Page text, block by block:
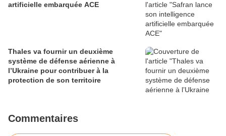
artificielle embarquée ACE
Thales va fournir un deuxième
système de défense aérienne à
l’Ukraine pour contribuer à la
protection de son territoire
Commentaires